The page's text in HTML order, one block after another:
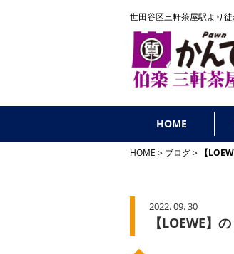
世田谷区三軒茶屋駅より徒
HOME
HOME ブログ 【
2022. 09. 30
【LOEWE】